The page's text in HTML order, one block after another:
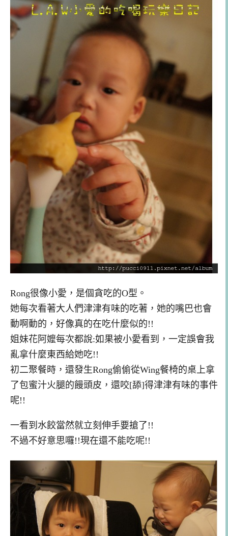
Rong很像小愛，是個貪吃的O型。
她每次看著大人們津津有味的吃著，她的嘴巴也會
動啊動的，好像真的在吃什麼似的!!
姐妹花阿嬤每次都說:如果被小愛看到，一定誤會我
亂拿什麼東西給她吃!!
初二聚餐時，還發生Rong偷偷從Wing餐椅的桌上拿
了包蜜汁火腿的饅頭皮，還咬[舔]得津津有味的事件
呢!!
一看到水餃當然就立刻伸手要搶了!!
不過不好意思囉!!現在還不能吃呢!!